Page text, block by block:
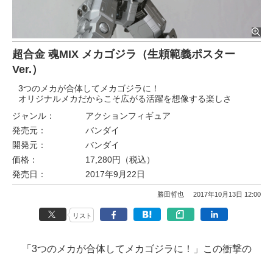
超合金 魂MIX メカゴジラ（生頼範義ポスター
Ver.）
3つのメカが合体してメカゴジラに！
オリジナルメカだからこそ広がる活躍を想像する楽しさ
ジャンル：
アクションフィギュア
発売元：
バンダイ
開発元：
バンダイ
価格：
17,280円（税込）
発売日：
2017年9月22日
勝田哲也 2017年10月13日 12:00
リスト
「3つのメカが合体してメカゴジラに！」この衝撃の